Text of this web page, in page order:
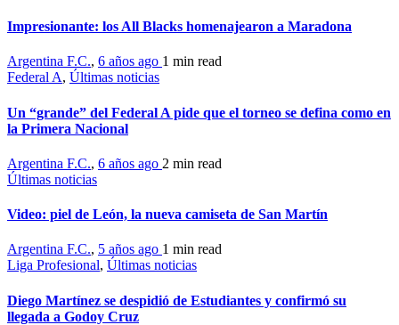
Impresionante: los All Blacks homenajearon a Maradona
Argentina F.C., 6 años ago 1 min read
Federal A, Últimas noticias
Un “grande” del Federal A pide que el torneo se defina como en
la Primera Nacional
Argentina F.C., 6 años ago 2 min read
Últimas noticias
Video: piel de León, la nueva camiseta de San Martín
Argentina F.C., 5 años ago 1 min read
Liga Profesional, Últimas noticias
Diego Martínez se despidió de Estudiantes y confirmó su
llegada a Godoy Cruz